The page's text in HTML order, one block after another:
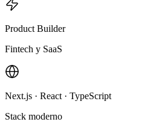
Product Builder
Fintech y SaaS
Next.js · React · TypeScript
Stack moderno